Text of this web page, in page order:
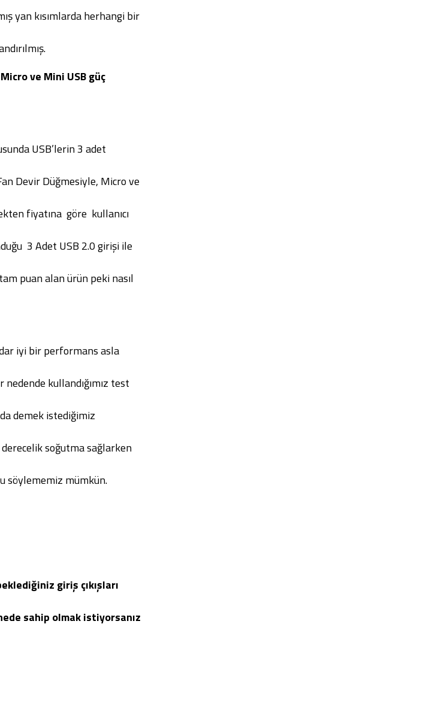
yan kısımlarda herhangi bir
ve Mini USB güç
USB’lerin 3 adet
Devir Düğmesiyle, Micro ve
fiyatına göre kullanıcı
3 Adet USB 2.0 girişi ile
puan alan ürün peki nasıl
iyi bir performans asla
kullandığımız test
demek istediğimiz
soğutma sağlarken
söylememiz mümkün.
giriş çıkışları
sahip olmak istiyorsanız